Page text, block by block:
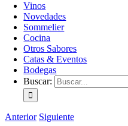
Vinos
Novedades
Sommelier
Cocina
Otros Sabores
Catas & Eventos
Bodegas
Buscar:
Anterior Siguiente